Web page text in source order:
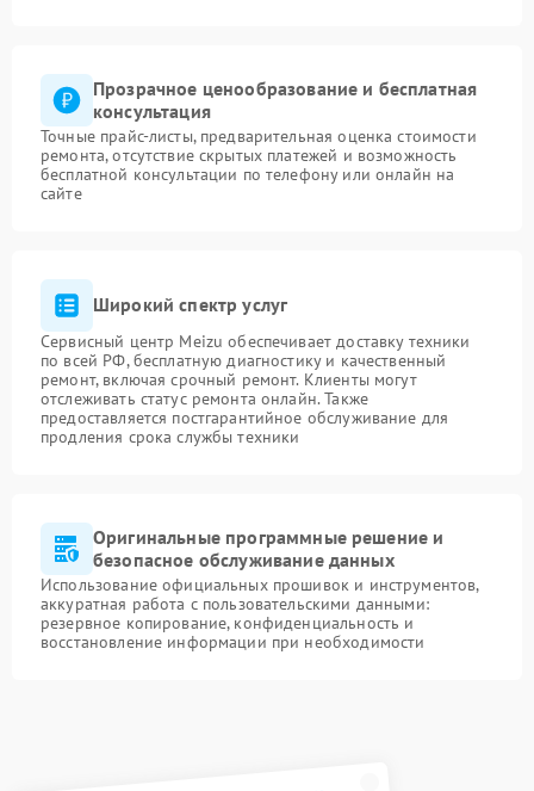
Прозрачное ценообразование и бесплатная
консультация
Точные прайс-листы, предварительная оценка стоимости
ремонта, отсутствие скрытых платежей и возможность
бесплатной консультации по телефону или онлайн на
сайте
Широкий спектр услуг
Сервисный центр Meizu обеспечивает доставку техники
по всей РФ, бесплатную диагностику и качественный
ремонт, включая срочный ремонт. Клиенты могут
отслеживать статус ремонта онлайн. Также
предоставляется постгарантийное обслуживание для
продления срока службы техники
Оригинальные программные решение и
безопасное обслуживание данных
Использование официальных прошивок и инструментов,
аккуратная работа с пользовательскими данными:
резервное копирование, конфиденциальность и
восстановление информации при необходимости